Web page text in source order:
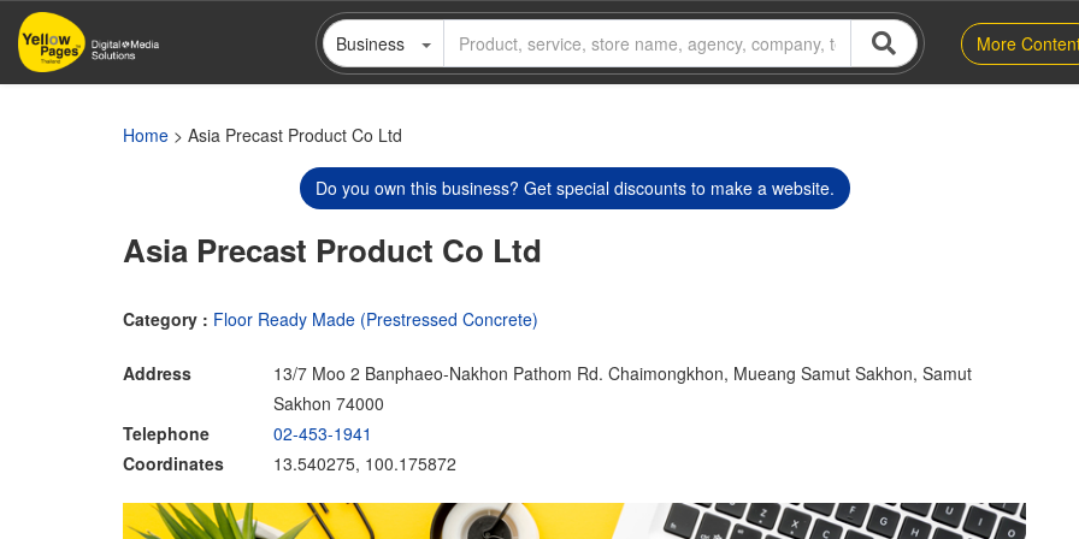
Skip
main
Business More
Home > Asia Precast Product Co Ltd
Do you own this business? Get special discounts to make a website.
Asia Precast Product Co Ltd
Category : Floor Ready Made (Prestressed Concrete)
Address
13/7 Moo 2 Banphaeo-Nakhon Pathom Rd. Chaimongkhon, Mueang Samut Sakhon, Samut
Sakhon 74000
Telephone
02-453-1941
Coordinates
13.540275, 100.175872